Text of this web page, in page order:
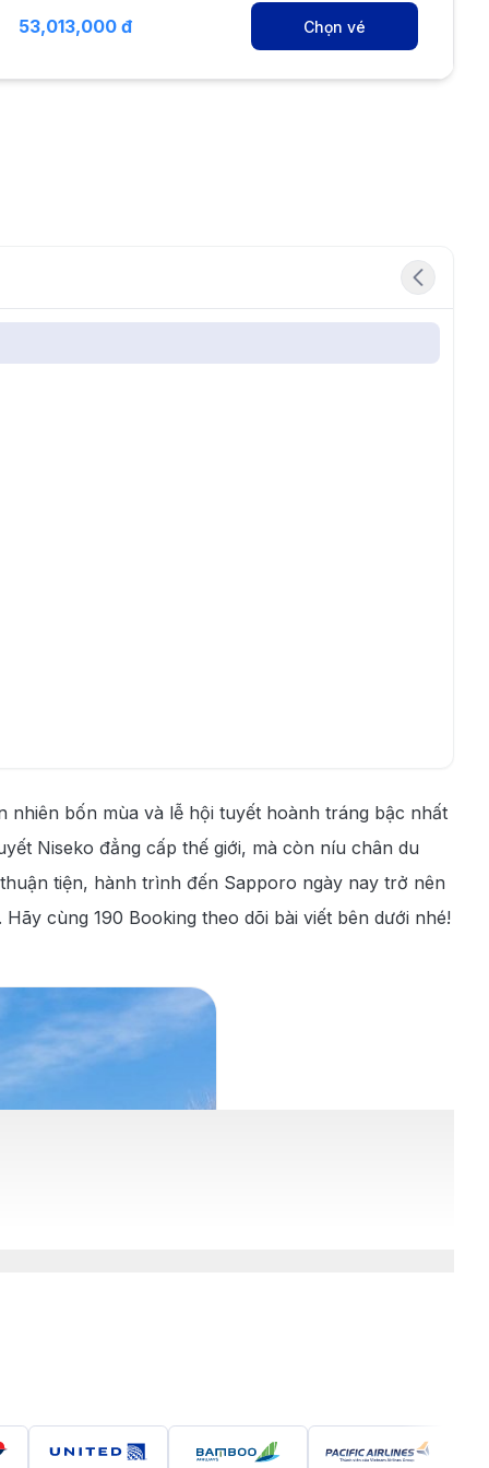
53,013,000 đ Chọn vé
bốn mùa và lễ hội tuyết hoành tráng bậc nhất
Niseko đẳng cấp thế giới, mà còn níu chân du
tiện, hành trình đến Sapporo ngày nay trở nên
cùng 190 Booking theo dõi bài viết bên dưới nhé!